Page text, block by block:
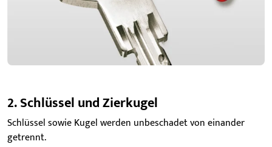
2. Schlüssel und Zierkugel
Schlüssel sowie Kugel werden unbeschadet von einander
getrennt.